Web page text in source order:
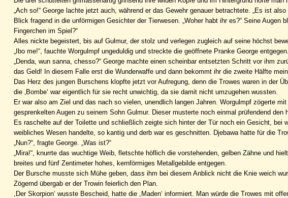
„Ach so!“ George lachte jetzt auch, während er das Gewehr genauer betrachtete. „Es ist
Blick fragend in die unförmigen Gesichter der Tierwesen. „Woher habt ihr es?“ Seine
Fingerchen im Spiel?“
Alles nickte begeistert, bis auf Gulmur, der stolz und verlegen zugleich auf seine höchst
„Ibo me!“, fauchte Worgulmpf ungeduldig und streckte die geöffnete Pranke George entgegen.
„Denda, wun sanna, chesso?“ George machte einen scheinbar entsetzten Schritt vor ihm
das Geld! In diesem Falle erst die Wunderwaffe und dann bekommt ihr die zweite Hälfte
Das Herz des jungen Burschens klopfte jetzt vor Aufregung, denn die Trowes waren in der
die ‚Bombe‘ war eigentlich für sie recht unwichtig, da sie damit nicht umzugehen wussten.
Er war also am Ziel und das nach so vielen, unendlich langen Jahren. Worgulmpf zögerte
gesprenkelten Augen zu seinem Sohn Gulmur. Dieser musterte noch einmal prüfendend den
Es raschelte auf der Toilette und schließlich zeigte sich hinter der Tür noch ein Gesicht,
weibliches Wesen handelte, so kantig und derb war es geschnitten. Djebawa hatte für die
„Nun?“, fragte George. „Was ist?“
„Mira!“, knurrte das wuchtige Weib, fletschte höflich die vorstehenden, gelben Zähne und
breites und fünf Zentimeter hohes, kernförmiges Metallgebilde entgegen.
Der Bursche musste sich Mühe geben, dass ihm bei diesem Anblick nicht die Knie weich
Zögernd übergab er der Trowin feierlich den Plan.
,Der Skorpion‘ wusste Bescheid, hatte die ,Maden‘ informiert. Man würde die Trowes mit